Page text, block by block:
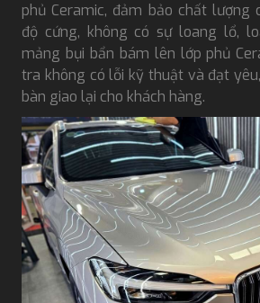
phủ Ceramic, đảm bảo chất lượng
độ cứng, không có sự loang lổ,
mảng bụi bẩn bám lên lớp phủ
tra không có lỗi kỹ thuật và đạt
bàn giao lại cho khách hàng.